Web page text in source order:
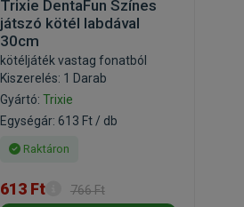
Trixie DentaFun Színes
játszó kötél labdával
30cm
kötéljáték vastag fonatból
Kiszerelés: 1 Darab
Gyártó: Trixie
Egységár: 613 Ft / db
Raktáron
613 Ft 766 Ft